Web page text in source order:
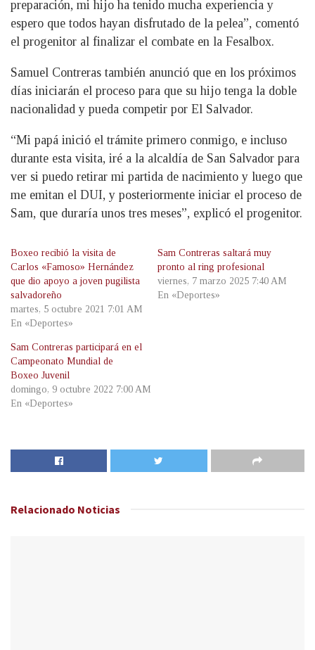
preparación, mi hijo ha tenido mucha experiencia y
espero que todos hayan disfrutado de la pelea”, comentó
el progenitor al finalizar el combate en la Fesalbox.
Samuel Contreras también anunció que en los próximos
días iniciarán el proceso para que su hijo tenga la doble
nacionalidad y pueda competir por El Salvador.
“Mi papá inició el trámite primero conmigo, e incluso
durante esta visita, iré a la alcaldía de San Salvador para
ver si puedo retirar mi partida de nacimiento y luego que
me emitan el DUI, y posteriormente iniciar el proceso de
Sam, que duraría unos tres meses”, explicó el progenitor.
Boxeo recibió la visita de
Carlos «Famoso» Hernández
que dio apoyo a joven pugilista
salvadoreño
martes, 5 octubre 2021 7:01 AM
En «Deportes»
Sam Contreras saltará muy
pronto al ring profesional
viernes, 7 marzo 2025 7:40 AM
En «Deportes»
Sam Contreras participará en el
Campeonato Mundial de
Boxeo Juvenil
domingo, 9 octubre 2022 7:00 AM
En «Deportes»
Relacionado Noticias